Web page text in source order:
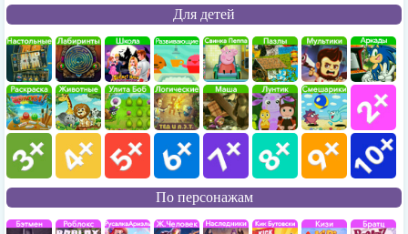
Для детей
По персонажам